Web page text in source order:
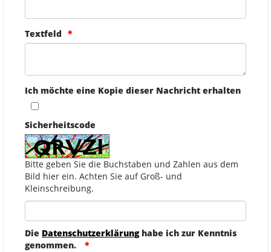
Textfeld
Ich möchte eine Kopie dieser Nachricht erhalten
Sicherheitscode
Bitte geben Sie die Buchstaben und Zahlen aus dem
Bild hier ein. Achten Sie auf Groß- und
Kleinschreibung.
Die Datenschutzerklärunghabe ich zur Kenntnis
genommen.